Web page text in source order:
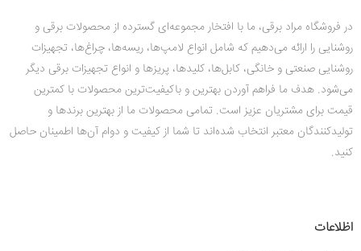
در فروشگاه مراد برقی، ما با افتخار مجموعه‌ای گسترده از محصولات برقی و
روشنایی را ارائه می‌دهیم که شامل انواع لامپ‌ها، ریسه‌ها، چراغ‌ها، تجهیزات
روشنایی صنعتی و خانگی، کابل‌ها، کلیدها، پریزها و انواع تجهیزات برقی دیگر
می‌شود. هدف ما فراهم آوردن بهترین و باکیفیت‌ترین محصولات با کمترین
قیمت‌ برای مشتریان عزیز است. تمامی محصولات ما از بهترین برندها و
تولیدکنندگان معتبر انتخاب شده‌اند تا شما از کیفیت و دوام آن‌ها اطمینان حاصل
کنید.
اظلاعات